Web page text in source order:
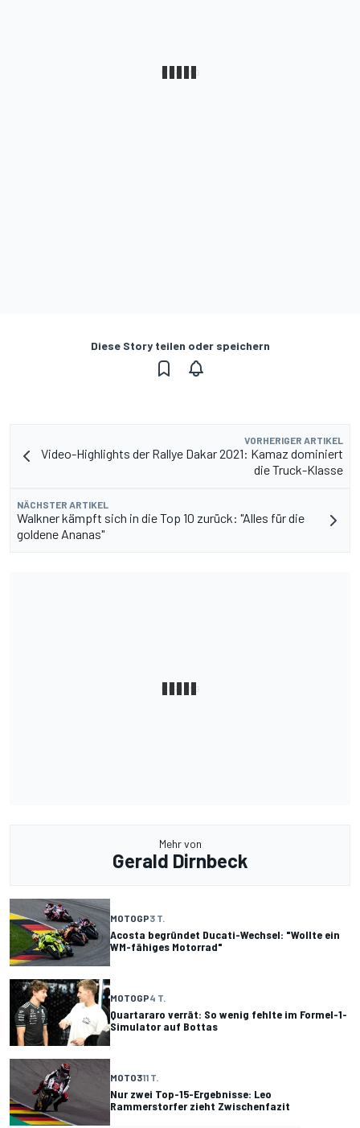
Diese Story teilen oder speichern
VORHERIGER ARTIKEL
Video-Highlights der Rallye Dakar 2021: Kamaz dominiert
die Truck-Klasse
NÄCHSTER ARTIKEL
Walkner kämpft sich in die Top 10 zurück: "Alles für die
goldene Ananas"
Mehr von
Gerald Dirnbeck
MOTOGP3 T.
Acosta begründet Ducati-Wechsel: "Wollte ein
WM-fähiges Motorrad"
MOTOGP4 T.
Quartararo verrät: So wenig fehlte im Formel-1-
Simulator auf Bottas
MOTO311 T.
Nur zwei Top-15-Ergebnisse: Leo
Rammerstorfer zieht Zwischenfazit